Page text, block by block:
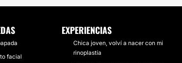
facial
EXPERIENCIAS
Chica joven, volví a nacer con mi
rinoplastía